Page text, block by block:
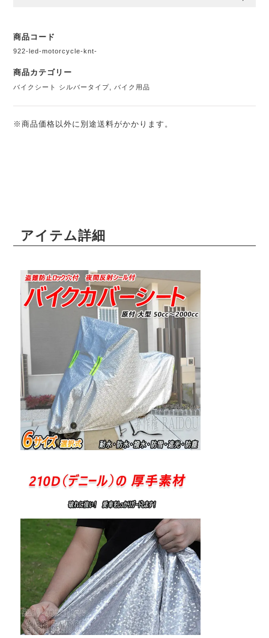
商品コード
922-led-motorcycle-knt-
商品カテゴリー
バイクシート シルバータイプ バイク用品
※商品価格以外に別途送料がかかります。
アイテム詳細